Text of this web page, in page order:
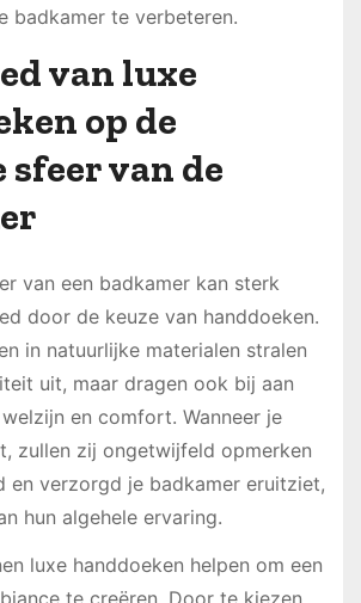
badkamer te verbeteren.
van luxe
op de
sfeer van de
van een badkamer kan sterk
door de keuze van handdoeken.
in natuurlijke materialen stralen
uit, maar dragen ook bij aan
en comfort. Wanneer je
zullen zij ongetwijfeld opmerken
en verzorgd je badkamer eruitziet,
hun algehele ervaring.
luxe handdoeken helpen om een